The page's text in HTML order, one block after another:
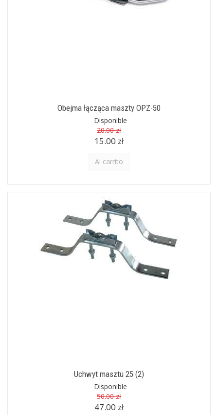
Obejma łącząca maszty OPZ-50
Disponible
20.00 zł
15.00 zł
Al carrito
Uchwyt masztu 25 (2)
Disponible
50.00 zł
47.00 zł